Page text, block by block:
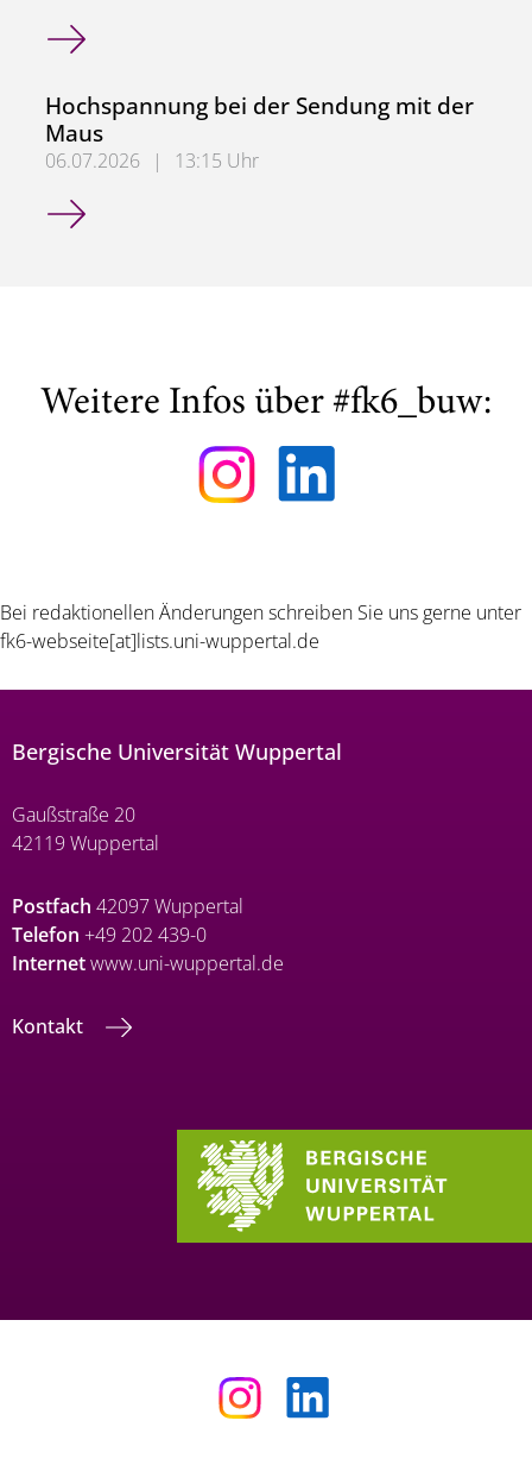
Prof. Dr. Daniel Neumaier erhält Weltlöwe der Universität
Hochspannung bei der Sendung mit der
Maus
06.07.2026 |
13:15 Uhr
Hochspannung bei der Sendung mit der Maus
Weitere Infos über #fk6_buw:
Bei redaktionellen Änderungen schreiben Sie uns gerne unter
fk6-webseite[at]lists.uni-wuppertal.de
Bergische Universität Wuppertal
Gaußstraße 20
42119 Wuppertal
Postfach 42097 Wuppertal
Telefon +49 202 439-0
Internetwww.uni-wuppertal.de
Kontakt